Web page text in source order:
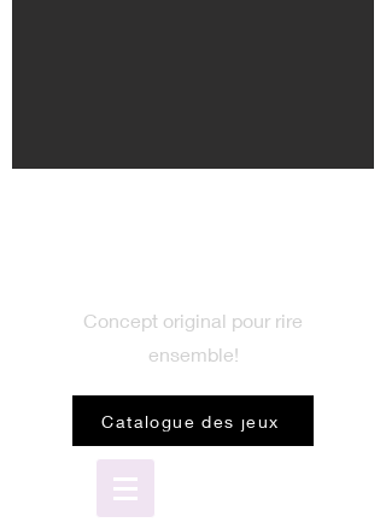
Concept original pour rire
ensemble!
Catalogue des jeux